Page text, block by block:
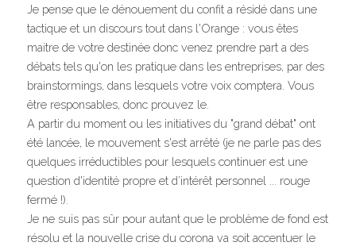
Je pense que le dénouement du confit a résidé dans une
tactique et un discours tout dans l'Orange : vous êtes
maitre de votre destinée donc venez prendre part a des
débats tels qu'on les pratique dans les entreprises, par des
brainstormings, dans lesquels votre voix comptera. Vous
être responsables, donc prouvez le.
A partir du moment ou les initiatives du "grand débat" ont
été lancée, le mouvement s'est arrêté (je ne parle pas des
quelques irréductibles pour lesquels continuer est une
question d'identité propre et d’intérêt personnel ... rouge
fermé !).
Je ne suis pas sûr pour autant que le problème de fond est
résolu et la nouvelle crise du corona va soit accentuer le